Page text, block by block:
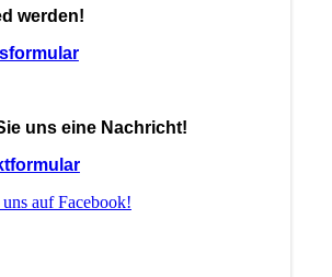
werden!
uns eine Nachricht!
auf Facebook!